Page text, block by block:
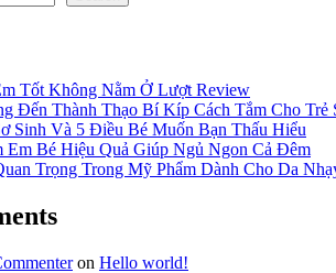
Tốt Không Nằm Ở Lượt Review
Đến Thành Thạo Bí Kíp Cách Tắm Cho Trẻ
Sinh Và 5 Điều Bé Muốn Bạn Thấu Hiểu
Em Bé Hiệu Quả Giúp Ngủ Ngon Cả Đêm
Trọng Trong Mỹ Phẩm Dành Cho Da
on Hello world!